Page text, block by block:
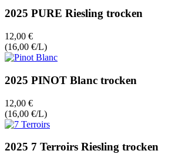
2025 PURE Riesling trocken
12,00 €
(16,00 €/L)
2025 PINOT Blanc trocken
12,00 €
(16,00 €/L)
2025 7 Terroirs Riesling trocken